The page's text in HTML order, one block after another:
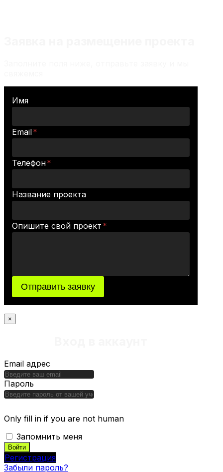
Имя
Email*
Телефон*
Название проекта
Опишите свой проект *
Отправить заявку
×
Email адрес
Пароль
Only fill in if you are not human
Запомнить меня
Регистрация
Забыли пароль?